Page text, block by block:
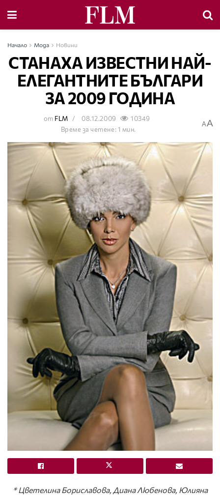
Начало Мода Новини
СТАНАХА ИЗВЕСТНИ НАЙ-
ЕЛЕГАНТНИТЕ БЪЛГАРИ
ЗА 2009 ГОДИНА
от FLM 08.12.2009
10349
Време за четене: 1 мин.
AA
* Цветелина Бориславова, Диана Любенова, Юлияна